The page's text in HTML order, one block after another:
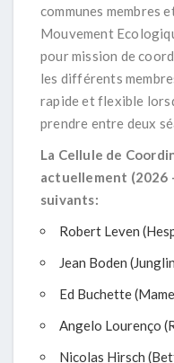
communes membres
Mouvement
pour mission de
les différents
rapide et flexible
prendre entre deux
La Cellule de
actuellement (2026
suivants:
Robert Leven
Jean Boden
Ed Buchette
Angelo Lourenço
Nicolas Hirsch